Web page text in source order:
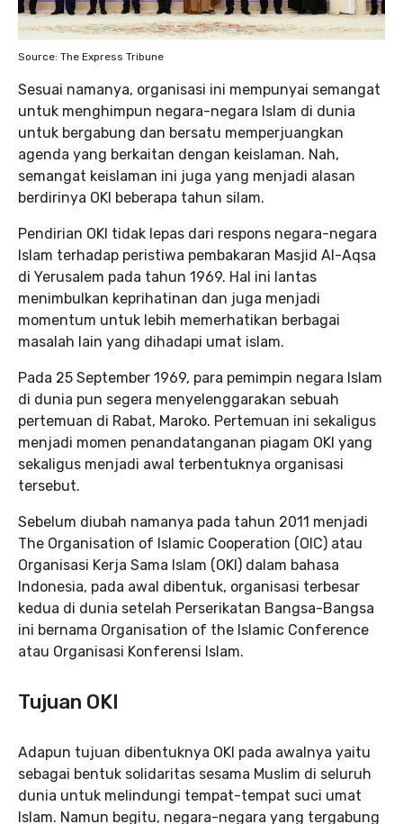
Source: The Express Tribune
Sesuai namanya, organisasi ini mempunyai semangat
untuk menghimpun negara-negara Islam di dunia
untuk bergabung dan bersatu memperjuangkan
agenda yang berkaitan dengan keislaman. Nah,
semangat keislaman ini juga yang menjadi alasan
berdirinya OKI beberapa tahun silam.
Pendirian OKI tidak lepas dari respons negara-negara
Islam terhadap peristiwa pembakaran Masjid Al-Aqsa
di Yerusalem pada tahun 1969. Hal ini lantas
menimbulkan keprihatinan dan juga menjadi
momentum untuk lebih memerhatikan berbagai
masalah lain yang dihadapi umat islam.
Pada 25 September 1969, para pemimpin negara Islam
di dunia pun segera menyelenggarakan sebuah
pertemuan di Rabat, Maroko. Pertemuan ini sekaligus
menjadi momen penandatanganan piagam OKI yang
sekaligus menjadi awal terbentuknya organisasi
tersebut.
Sebelum diubah namanya pada tahun 2011 menjadi
The Organisation of Islamic Cooperation (OIC) atau
Organisasi Kerja Sama Islam (OKI) dalam bahasa
Indonesia, pada awal dibentuk, organisasi terbesar
kedua di dunia setelah Perserikatan Bangsa-Bangsa
ini bernama Organisation of the Islamic Conference
atau Organisasi Konferensi Islam.
Tujuan OKI
Adapun tujuan dibentuknya OKI pada awalnya yaitu
sebagai bentuk solidaritas sesama Muslim di seluruh
dunia untuk melindungi tempat-tempat suci umat
Islam. Namun begitu, negara-negara yang tergabung